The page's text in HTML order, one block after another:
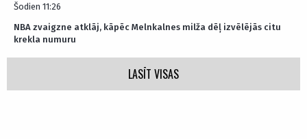
Šodien 11:26
NBA zvaigzne atklāj, kāpēc Melnkalnes milža dēļ izvēlējās citu
krekla numuru
LASĪT VISAS